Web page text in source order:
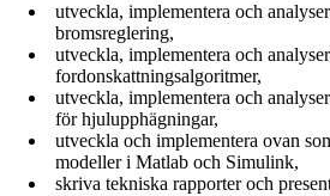
utveckla, implementera och
bromsreglering,
utveckla, implementera och
fordonskattningsalgoritmer,
utveckla, implementera och
för hjulupphägningar,
utveckla och implementera ovan
modeller i Matlab och Simulink,
skriva tekniska rapporter och